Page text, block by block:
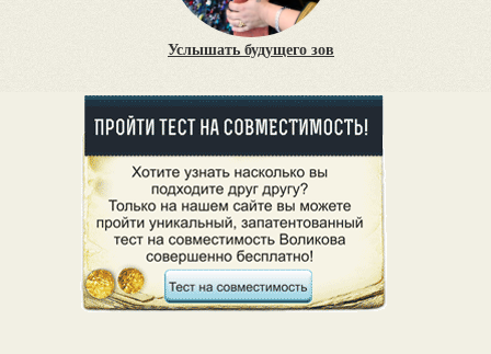
Услышать будущего зов